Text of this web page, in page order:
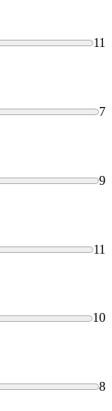
11
7
9
11
10
8